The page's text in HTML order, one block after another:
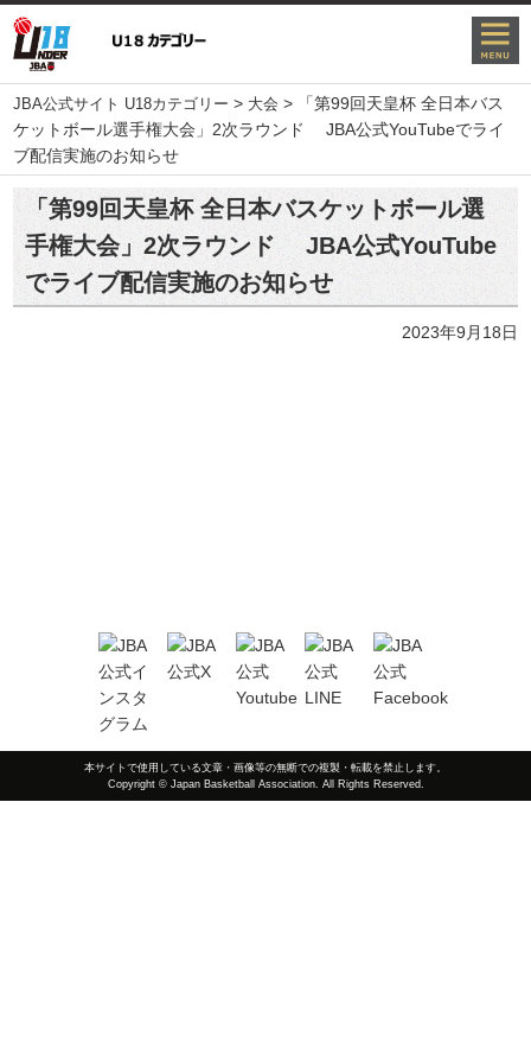
JBA公式サイト U18カテゴリー > 大会 >
「第99回天皇杯 全日本バス
ケットボール選手権大会」2次ラウンド JBA公式YouTubeでライ
ブ配信実施のお知らせ
「第99回天皇杯 全日本バスケットボール選
手権大会」2次ラウンド JBA公式YouTube
でライブ配信実施のお知らせ
2023年9月18日
本サイトで使用している文章・画像等の無断での複製・転載を禁止します。
Copyright © Japan Basketball Association. All Rights Reserved.